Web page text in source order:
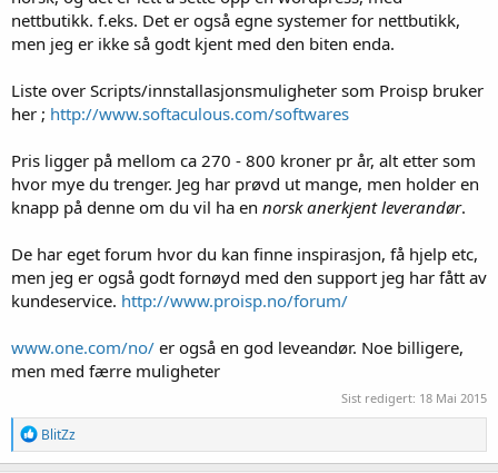
nettbutikk. f.eks. Det er også egne systemer for nettbutikk,
men jeg er ikke så godt kjent med den biten enda.
Liste over Scripts/innstallasjonsmuligheter som Proisp bruker
her ; http://www.softaculous.com/softwares
Pris ligger på mellom ca 270 - 800 kroner pr år, alt etter som
hvor mye du trenger. Jeg har prøvd ut mange, men holder en
knapp på denne om du vil ha en norsk anerkjent leverandør.
De har eget forum hvor du kan finne inspirasjon, få hjelp etc,
men jeg er også godt fornøyd med den support jeg har fått av
kundeservice. http://www.proisp.no/forum/
www.one.com/no/ er også en god leveandør. Noe billigere,
men med færre muligheter
Sist redigert: 18 Mai 2015
R
e
a
BlitZz